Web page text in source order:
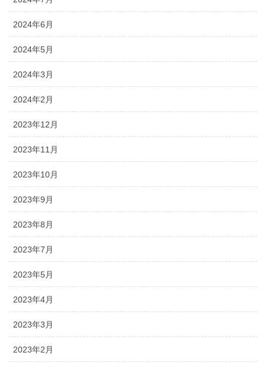
2024年6月
2024年5月
2024年3月
2024年2月
2023年12月
2023年11月
2023年10月
2023年9月
2023年8月
2023年7月
2023年5月
2023年4月
2023年3月
2023年2月